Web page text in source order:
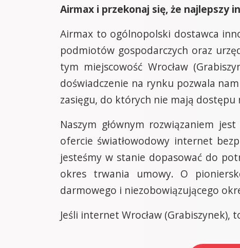
Airmax i przekonaj się, że najlepszy
Airmax to ogólnopolski dostawca
podmiotów gospodarczych oraz
tym miejscowość Wrocław
doświadczenie na rynku pozwala
zasięgu, do których nie mają
Naszym głównym rozwiązaniem
ofercie światłowodowy internet
jesteśmy w stanie dopasować do
okres trwania umowy. O
darmowego i niezobowiązującego
Jeśli internet Wrocław (Grabiszynek),